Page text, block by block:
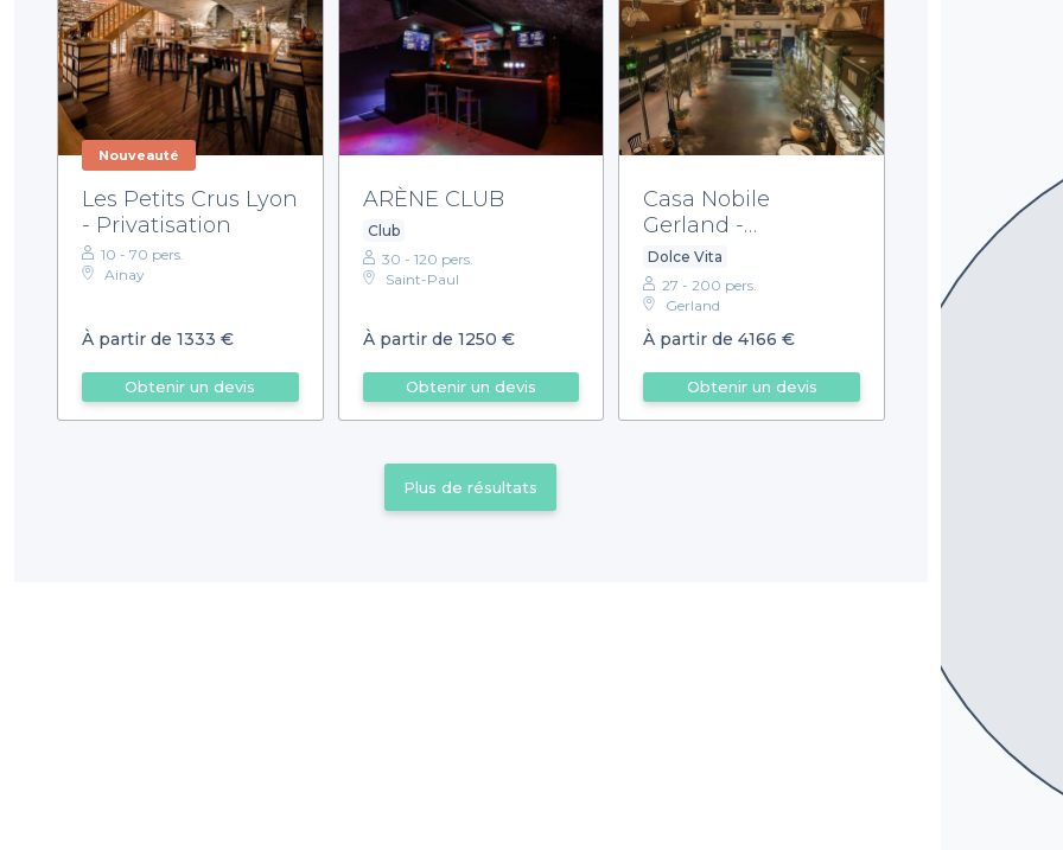
Nouveauté
Les Petits Crus Lyon
- Privatisation
10 - 70 pers.
Ainay
À partir de 1333 €
Obtenir un devis
ARÈNE CLUB
Club
30 - 120 pers.
Saint-Paul
À partir de 1250 €
Obtenir un devis
Casa Nobile
Gerland -
Privatisation
Dolce Vita
27 - 200 pers.
Gerland
À partir de 4166 €
Obtenir un devis
Plus de résultats